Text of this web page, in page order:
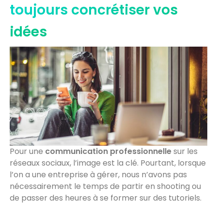
toujours concrétiser vos
idées
Pour une communication professionnellesur les
réseaux sociaux, l’image est la clé. Pourtant, lorsque
l’on a une entreprise à gérer, nous n’avons pas
nécessairement le temps de partir en shooting ou
de passer des heures à se former sur des tutoriels.